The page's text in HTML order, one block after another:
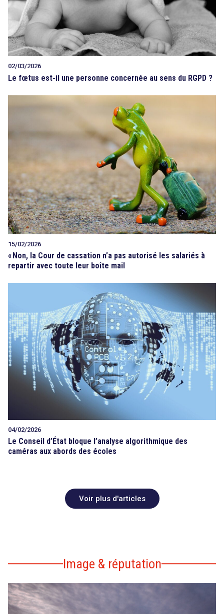
02/03/2026
Le fœtus est-il une personne concernée au sens du RGPD ?
15/02/2026
« Non, la Cour de cassation n’a pas autorisé les salariés à
repartir avec toute leur boîte mail
04/02/2026
Le Conseil d’État bloque l’analyse algorithmique des
caméras aux abords des écoles
Voir plus d'articles
Image & réputation